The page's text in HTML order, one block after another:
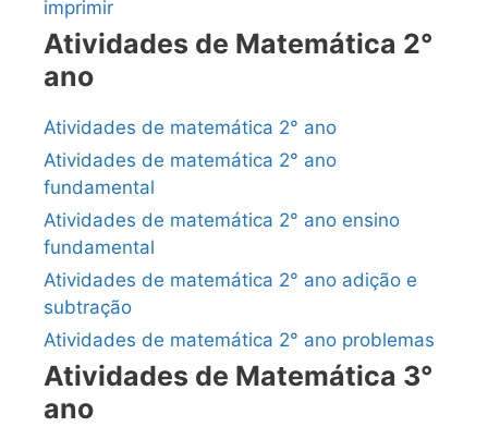
imprimir
Atividades de Matemática 2°
ano
Atividades de matemática 2° ano
Atividades de matemática 2° ano
fundamental
Atividades de matemática 2° ano ensino
fundamental
Atividades de matemática 2° ano adição e
subtração
Atividades de matemática 2° ano problemas
Atividades de Matemática 3°
ano